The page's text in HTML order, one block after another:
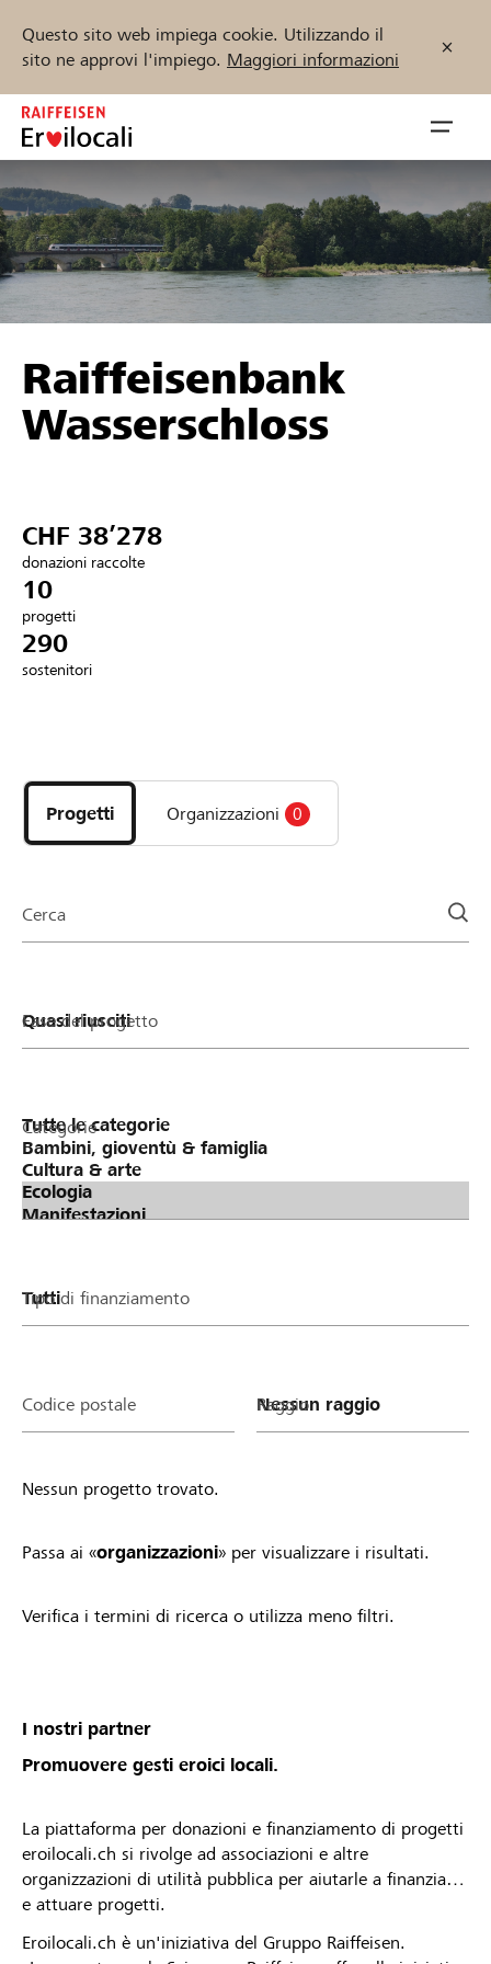
Questo sito web impiega cookie. Utilizzando il
sito ne approvi l'impiego. Maggiori informazioni
Zum
Inhalt
springen
öffnen
Sostenere
Aiuto & supporto
Collegarsi
Trova progetti e organizzazioni
Inizia ora
DE FR IT
Raiffeisenbank
Wasserschloss
CHF 38’278
donazioni raccolte
10
progetti
290
sostenitori
i
progetti
e
della
Progetti Organizzazioni 0
Cerca
Fase del progetto
Categorie
Tipo di finanziamento
Codice postale Raggio
Nessun progetto trovato.
Passa ai «organizzazioni» per visualizzare i risultati.
Verifica i termini di ricerca o utilizza meno filtri.
I nostri partner
Promuovere gesti eroici locali.
La piattaforma per donazioni e finanziamento di progetti
eroilocali.ch si rivolge ad associazioni e altre
organizzazioni di utilità pubblica per aiutarle a finanziare
e attuare progetti.
Eroilocali.ch è un'iniziativa del Gruppo Raiffeisen.